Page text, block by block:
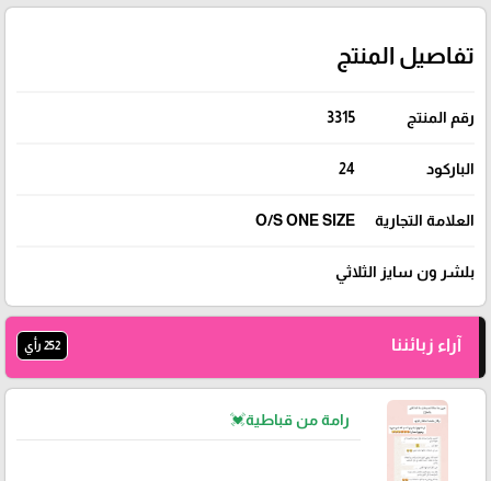
تفاصيل المنتج
رقم المنتج 3315
الباركود 24
العلامة التجارية O/S ONE SIZE
بلشر ون سايز الثلاثي
آراء زبائننا 252 رأي
رامة من قباطية💓